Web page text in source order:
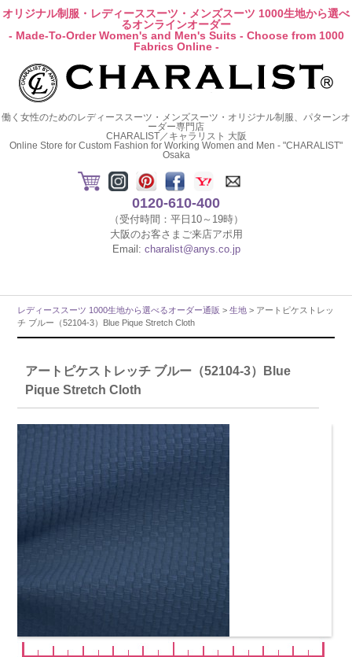
オリジナル制服・レディーススーツ・メンズスーツ 1000生地から選べ
るオンラインオーダー
- Made-To-Order Women's and Men's Suits - Choose from 1000
Fabrics Online -
働く女性のためのレディーススーツ・メンズスーツ・オリジナル制服、パターンオ
ーダー専門店
CHARALIST／キャラリスト 大阪
Online Store for Custom Fashion for Working Women and Men - "CHARALIST"
Osaka
0120-610-400
（受付時間：平日10～19時）
大阪のお客さまご来店アポ用
Email: charalist@anys.co.jp
レディーススーツ 1000生地から選べるオーダー通販 >生地 > アートピケストレッ
チ ブルー（52104-3）Blue Pique Stretch Cloth
アートピケストレッチ ブルー（52104-3）Blue
Pique Stretch Cloth